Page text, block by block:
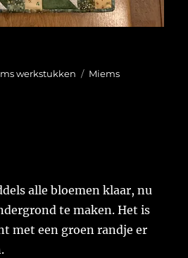
werkstukken Tags
Miems
alle bloemen klaar, nu
te maken. Het is
met een groen randje er